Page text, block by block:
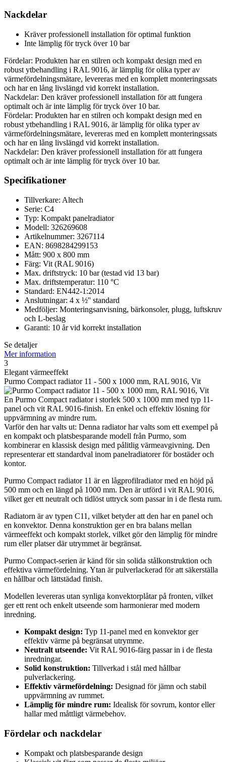
Nackdelar
Kräver professionell installation för optimal funktion
Inte lämplig för tryck över 10 bar
Fördelar: Produkten har en stilren och kompakt design med en
robust ytbehandling i RAL 9016, är lämplig för olika typer av
värmefördelningsmätare, levereras med en komplett monteringssats
och har en lång livslängd vid korrekt installation.
Nackdelar: Den kräver professionell installation för att fungera
optimalt och är inte lämplig för tryck över 10 bar.
Fördelar: Produkten har en stilren och kompakt design med en
robust ytbehandling i RAL 9016, är lämplig för olika typer av
värmefördelningsmätare, levereras med en komplett monteringssats
och har en lång livslängd vid korrekt installation.
Nackdelar: Den kräver professionell installation för att fungera
optimalt och är inte lämplig för tryck över 10 bar.
Specifikationer
Tillverkare: Altech
Serie: C4
Typ: Kompakt panelradiator
Modell: 326269608
Artikelnummer: 3267114
EAN: 8698284299153
Mått: 900 x 800 mm
Färg: Vit (RAL 9016)
Max. driftstryck: 10 bar (testad vid 13 bar)
Max. driftstemperatur: 110 °C
Standard: EN442-1:2014
Anslutningar: 4 x ½'' standard
Medföljer: Monteringsanvisning, bärkonsoler, plugg, luftskruv
och L-beslag
Garanti: 10 år vid korrekt installation
Se detaljer
Mer information
3
Elegant värmeeffekt
Purmo Compact radiator 11 - 500 x 1000 mm, RAL 9016, Vit
En Purmo Compact radiator i storlek 500 x 1000 mm med typ 11-
panel och vit RAL 9016-finish. En enkel och effektiv lösning för
uppvärmning av mindre rum.
Varför den har valts ut: Denna radiator har valts som ett exempel på
en kompakt och platsbesparande modell från Purmo, som
kombinerar en klassisk design med pålitlig värmeavgivning. Den
representerar ett standardval inom panelradiatorer för bostäder och
kontor.
Purmo Compact radiator 11 är en lågprofilradiator med en höjd på
500 mm och en längd på 1000 mm. Den är utförd i vit RAL 9016,
vilket ger ett neutralt och tidlöst uttryck som passar in i de flesta rum.
Radiatorn är av typen C11, vilket betyder att den har en panel och
en konvektor. Denna konstruktion ger en bra balans mellan
värmeeffekt och kompakt storlek, vilket gör den lämplig för mindre
rum eller platser där utrymmet är begränsat.
Purmo Compact-serien är känd för sin solida stålkonstruktion och
effektiva värmefördelning. Ytan är pulverlackerad för att säkerställa
en hållbar och lättstädad finish.
Modellen levereras utan synliga konvektorplåtar på fronten, vilket
ger ett rent och enkelt utseende som harmonierar med modern
inredning.
Kompakt design: Typ 11-panel med en konvektor ger
effektiv värme på begränsat utrymme.
Neutralt utseende: Vit RAL 9016-färg passar in i de flesta
inredningar.
Solid konstruktion: Tillverkad i stål med hållbar
pulverlackering.
Effektiv värmefördelning: Designad för jämn och stabil
uppvärmning av rummet.
Lämplig för mindre rum: Idealisk för sovrum, kontor eller
hallar med måttligt värmebehov.
Fördelar och nackdelar
Kompakt och platsbesparande design